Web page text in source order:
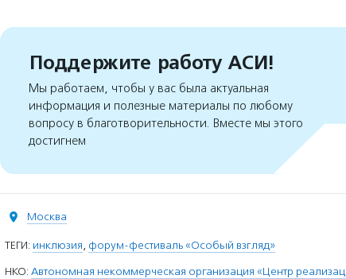
Поддержите работу АСИ!
Мы работаем, чтобы у вас была актуальная
информация и полезные материалы по любому
вопросу в благотворительности. Вместе мы этого
достигнем
Москва
ТЕГИ: инклюзия, форум-фестиваль «Особый взгляд»
НКО: Автономная некоммерческая организация «Центр